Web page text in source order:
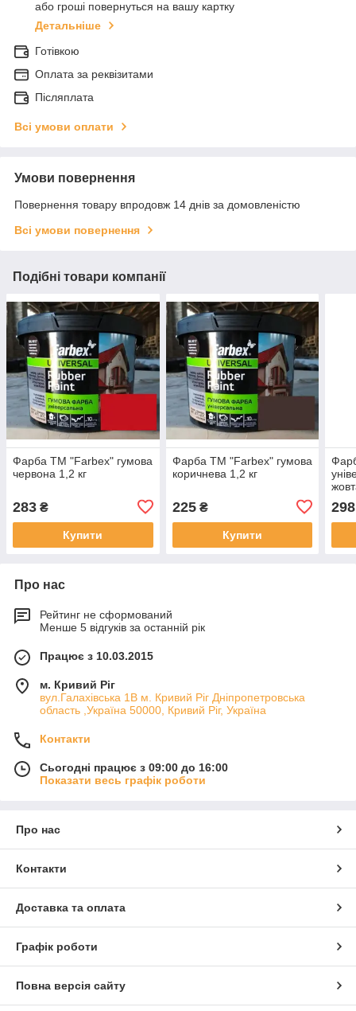
або гроші повернуться на вашу картку
Детальніше
Готівкою
Оплата за реквізитами
Післяплата
Всі умови оплати
Умови повернення
Повернення товару впродовж 14 днів за домовленістю
Всі умови повернення
Подібні товари компанії
Фарба ТМ "Farbex" гумова
червона 1,2 кг
283 ₴
Купити
Фарба ТМ "Farbex" гумова
коричнева 1,2 кг
225₴
Купити
298
Про нас
Рейтинг не сформований
Менше 5 відгуків за останній рік
Працює з 10.03.2015
м. Кривий Ріг
вул.Галахівська 1В м. Кривий Ріг Дніпропетровська
область ,Україна 50000, Кривий Ріг, Україна
Контакти
Сьогодні працює з 09:00 до 16:00
Показати весь графік роботи
Про нас
Контакти
Доставка та оплата
Графік роботи
Повна версія сайту